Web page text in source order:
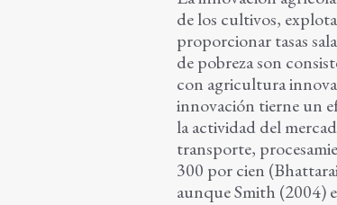
de los cultivos,
proporcionar tasas
de pobreza son
con agricultura
innovación tierne un
la actividad del
transporte,
300 por cien
aunque Smith (2004)